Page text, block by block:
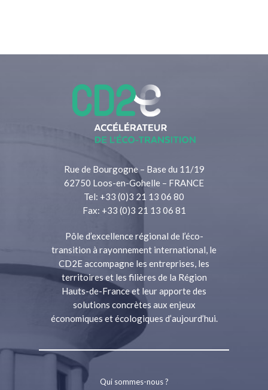
Rue de Bourgogne – Base du 11/19
62750 Loos-en-Gohelle – FRANCE
Tel: +33 (0)3 21 13 06 80
Fax: +33 (0)3 21 13 06 81
Pôle d’excellence régional de l’éco-
transition à rayonnement international, le
CD2E accompagne les entreprises, les
territoires et les filières de la Région
Hauts-de-France et leur apporte des
solutions concrètes aux enjeux
économiques et écologiques d’aujourd’hui.
Qui sommes-nous ?